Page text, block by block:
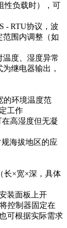
性负载时），可
- RTU协议，波
范围内调整（如
温度、湿度异常
继电器输出，
的环境温度范
工作
高湿度但无凝
海拔地区的应
长×宽×深，具体
装面板上开
控制器固定在
可根据实际需求